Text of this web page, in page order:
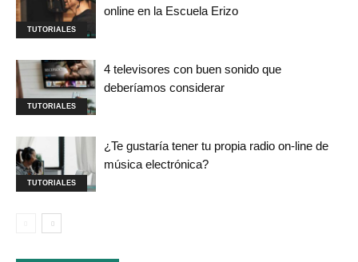
TUTORIALES
online en la Escuela Erizo
TUTORIALES
4 televisores con buen sonido que
deberíamos considerar
TUTORIALES
¿Te gustaría tener tu propia radio on-line de
música electrónica?